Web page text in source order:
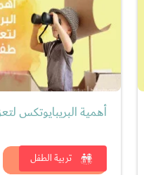
تربية الطفل
أهمية البريبايوتكس
شاهد الان